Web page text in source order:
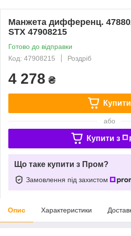
Манжета дифференц.
STX 47908215
Готово до відправки
Код: 47908215
Роздріб
4 278 ₴
Купити
або
Купити з
Що таке купити з Пром?
Замовлення під захистом
Опис Характеристики